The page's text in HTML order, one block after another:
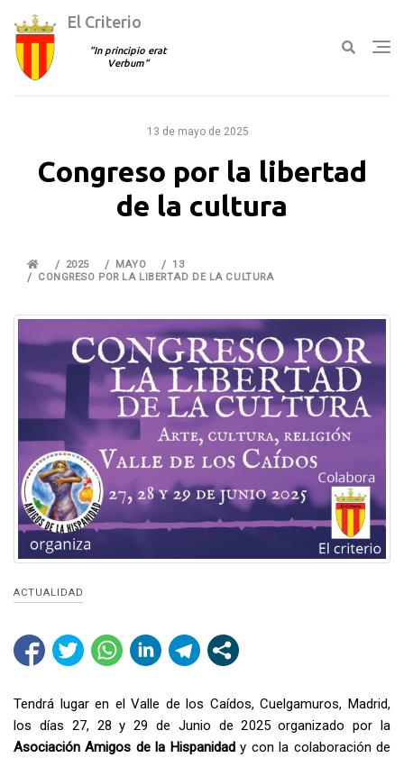
El Criterio
In principio erat
Verbum
13 de mayo de 2025
Congreso por la libertad
de la cultura
2025 MAYO
13
CONGRESO POR LA LIBERTAD DE LA CULTURA
ACTUALIDAD
Tendrá lugar en el Valle de los Caídos, Cuelgamuros, Madrid,
los días 27, 28 y 29 de Junio de 2025 organizado por la
Asociación Amigos de la Hispanidady con la colaboración de